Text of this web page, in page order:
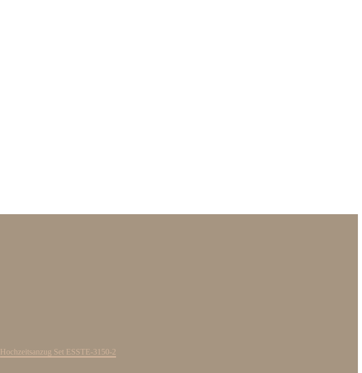
Hochzeitsanzug Set ESSTE-3150-2